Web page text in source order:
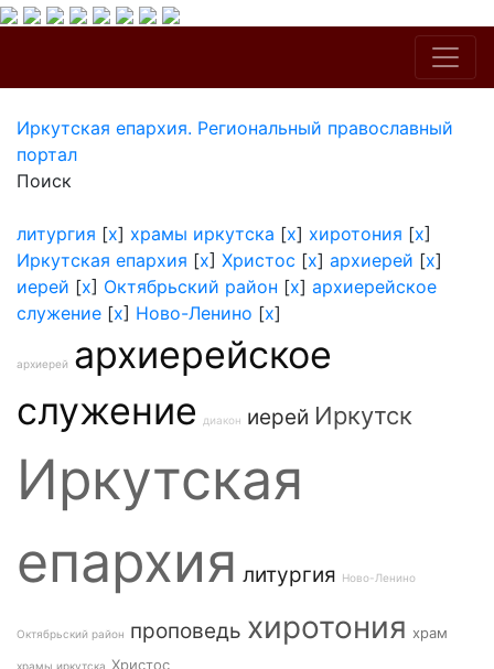
Иркутская епархия. Региональный православный
портал
Поиск
литургия [x] храмы иркутска [x] хиротония [x]
Иркутская епархия [x] Христос [x] архиерей [x]
иерей [x] Октябрьский район [x] архиерейское
служение [x] Ново-Ленино [x]
архиерей архиерейское
служение
диакон иерей Иркутск
Иркутская
епархия литургия Ново-Ленино
Октябрьский район проповедь хиротония храм
храмы иркутска Христос